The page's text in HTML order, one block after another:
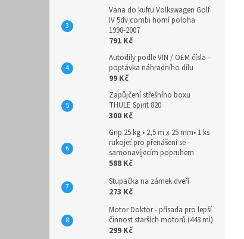
Vana do kufru Volkswagen Golf
IV 5dv combi horní poloha
1998-2007
791 Kč
Autodíly podle VIN / OEM čísla –
poptávka náhradního dílu
99 Kč
Zapůjčení střešního boxu
THULE Spirit 820
300 Kč
Grip 25 kg • 2,5 m x 25 mm• 1 ks
rukojeť pro přenášení se
samonavíjecím popruhem
588 Kč
Stupačka na zámek dveří
273 Kč
Motor Doktor - přísada pro lepší
činnost starších motorů (443 ml)
299 Kč